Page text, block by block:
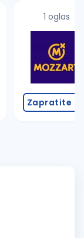
1 oglas
Zapratite